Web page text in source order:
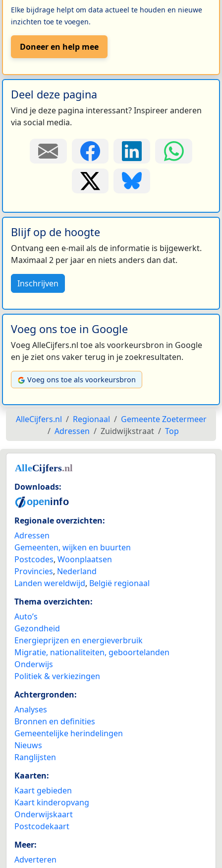
Elke bijdrage helpt om data actueel te houden en nieuwe
inzichten toe te voegen.
Doneer en help mee
Deel deze pagina
Vind je deze pagina interessant? Inspireer anderen
via social media.
Blijf op de hoogte
Ontvang een e-mail als de informatie is bijgewerkt.
Maximaal 2 per jaar en niets anders dan dat.
Inschrijven
Voeg ons toe in Google
Voeg AlleCijfers.nl toe als voorkeursbron in Google
en je ziet ons vaker terug in je zoekresultaten.
Voeg ons toe als voorkeursbron
AlleCijfers.nl Regionaal
Gemeente Zoetermeer
Adressen
Zuidwijkstraat Top
Downloads:
Regionale overzichten:
Adressen
Gemeenten, wijken en buurten
Postcodes, Woonplaatsen
Provincies, Nederland
Landen wereldwijd, België regionaal
Thema overzichten:
Auto’s
Gezondheid
Energieprijzen en energieverbruik
Migratie, nationaliteiten, geboortelanden
Onderwijs
Politiek & verkiezingen
Achtergronden:
Analyses
Bronnen en definities
Gemeentelijke herindelingen
Nieuws
Ranglijsten
Kaarten:
Kaart gebieden
Kaart kinderopvang
Onderwijskaart
Postcodekaart
Meer:
Adverteren